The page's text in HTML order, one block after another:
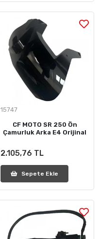
15747
CF MOTO SR 250 Ön
Çamurluk Arka E4 Orijinal
2.105,76 TL
Sepete Ekle